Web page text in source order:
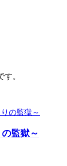
。
監獄～